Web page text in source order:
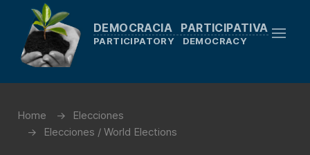
DEMOCRACIA PARTICIPATIVA
PARTICIPATORY DEMOCRACY
Home
Elecciones
Elecciones / World Elections